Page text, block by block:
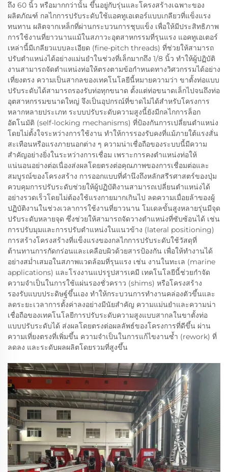
ถึง 60 นิ้ว หรือมากกว่านั้น ขึ้นอยู่กับรุ่นและโครงสร้างเฉพาะของ
ผลิตภัณฑ์ กลไกการปรับระดับใช้แอคทูเอเตอร์แบบเกลียวที่แข็งแรง
ทนทาน ผลิตจากเหล็กที่ผ่านกระบวนการชุบแข็ง เพื่อให้มีประสิทธิภาพ
การใช้งานที่ยาวนานแม้ในสภาวะอุตสาหกรรมที่รุนแรง แอคทูเอเตอร์
เหล่านี้มีเกลียวแบบละเอียด (fine-pitch threads) ที่ช่วยให้สามารถ
ปรับตำแหน่งได้อย่างแม่นยำในช่วงที่เล็กมากถึง 1/8 นิ้ว ทำให้ผู้ปฏิบัติ
งานสามารถจัดตำแหน่งท่อให้ตรงตามข้อกำหนดทางวิศวกรรมได้อย่าง
เที่ยงตรง ความเป็นสากลของเทคโนโลยีนี้หมายความว่า ขาตั้งท่อแบบ
ปรับระดับได้สามารถรองรับท่อทุกขนาด ตั้งแต่ท่อขนาดเล็กไปจนถึงท่อ
อุตสาหกรรมขนาดใหญ่ จึงเป็นอุปกรณ์ที่ขาดไม่ได้สำหรับโครงการ
หลากหลายประเภท ระบบปรับระดับความสูงนี้ยังมีกลไกการล็อก
อัตโนมัติ (self-locking mechanisms) ที่ป้องกันการเปลี่ยนตำแหน่ง
โดยไม่ตั้งใจระหว่างการใช้งาน ทำให้การรองรับคงที่แม้ภายใต้แรงสั่น
สะเทือนหรือแรงภายนอกต่าง ๆ ความน่าเชื่อถือของระบบนี้มีความ
สำคัญอย่างยิ่งในระหว่างการเชื่อม เพราะการคงตำแหน่งท่อให้
แน่นอนอย่างต่อเนื่องส่งผลโดยตรงต่อคุณภาพของการเชื่อมต่อและ
สมบูรณ์ของโครงสร้าง การออกแบบที่คำนึงถึงหลักสรีรศาสตร์ของปุ่ม
ควบคุมการปรับระดับช่วยให้ผู้ปฏิบัติงานสามารถเปลี่ยนตำแหน่งได้
อย่างรวดเร็วโดยไม่ต้องใช้แรงกายมากเกินไป ลดความเมื่อยล้าของผู้
ปฏิบัติงานในช่วงเวลาการใช้งานที่ยาวนาน โมเดลขั้นสูงหลายรุ่นมีจุด
ปรับระดับหลายจุด ซึ่งช่วยให้สามารถจัดวางตำแหน่งที่ซับซ้อนได้ เช่น
การปรับมุมและการปรับตำแหน่งในแนวข้าง (lateral positioning)
การสร้างโครงสร้างที่แข็งแรงของกลไกการปรับระดับใช้วัสดุที่
ต้านทานการกัดกร่อนและเคลือบผิวด้วยสารป้องกัน เพื่อให้ทำงานได้
อย่างสม่ำเสมอในสภาพแวดล้อมที่รุนแรง เช่น งานในทะเล (marine
applications) และโรงงานแปรรูปสารเคมี เทคโนโลยีนี้ช่วยกำจัด
ความจำเป็นในการใช้แผ่นรองชั่วคราว (shims) หรือโครงสร้าง
รองรับแบบประดิษฐ์ขึ้นเอง ทำให้กระบวนการทำงานคล่องตัวขึ้นและ
ลดระยะเวลาการตั้งค่าลงอย่างมีนัยสำคัญ ความแม่นยำและความน่า
เชื่อถือของเทคโนโลยีการปรับระดับความสูงแบบสากลในขาตั้งท่อ
แบบปรับระดับได้ ส่งผลโดยตรงต่อผลลัพธ์ของโครงการที่ดีขึ้น ผ่าน
ความเที่ยงตรงที่เพิ่มขึ้น ความจำเป็นในการแก้ไขงานซ้ำ (rework) ที่
ลดลง และระดับผลผลิตโดยรวมที่สูงขึ้น